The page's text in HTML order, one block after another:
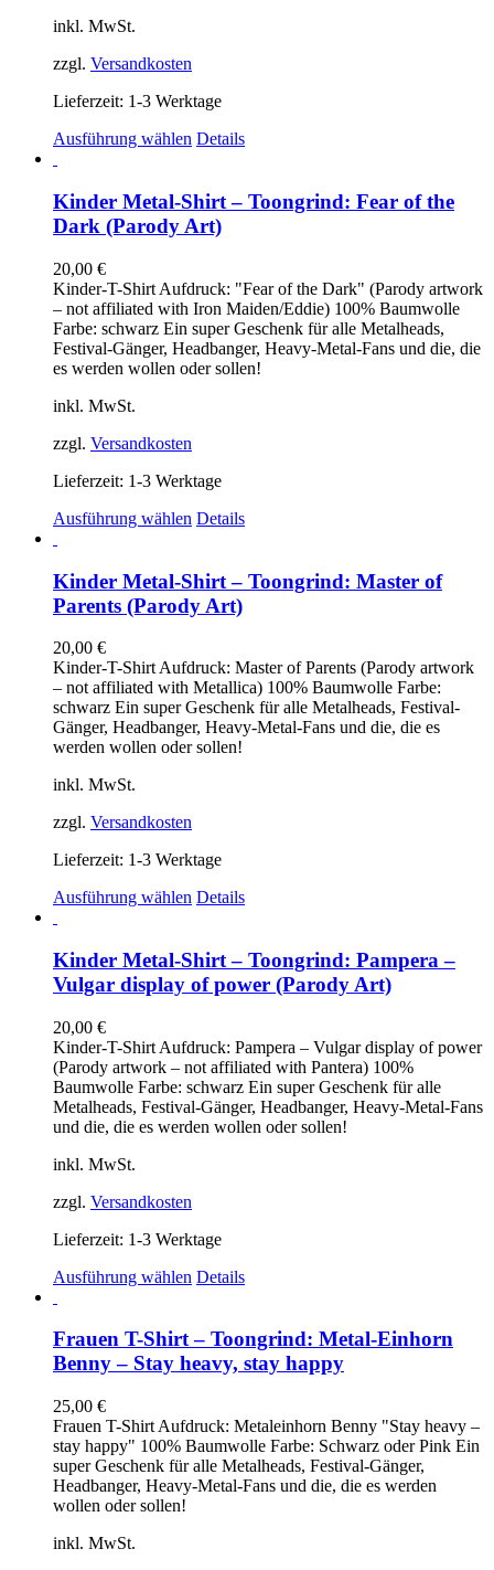
inkl. MwSt.
zzgl. Versandkosten
Lieferzeit: 1-3 Werktage
Ausführung wählen Dieses
mehrere
Varianten
auf.
können
auf
der
Produktseite
gewählt
Details
Kinder Metal-Shirt – Toongrind: Fear of the
Dark (Parody Art)
20,00 €
Kinder-T-Shirt Aufdruck: "Fear of the Dark" (Parody artwork
– not affiliated with Iron Maiden/Eddie) 100% Baumwolle
Farbe: schwarz Ein super Geschenk für alle Metalheads,
Festival-Gänger, Headbanger, Heavy-Metal-Fans und die, die
es werden wollen oder sollen!
inkl. MwSt.
zzgl. Versandkosten
Lieferzeit: 1-3 Werktage
Ausführung wählen Dieses
mehrere
Varianten
auf.
können
auf
der
Produktseite
gewählt
Details
Kinder Metal-Shirt – Toongrind: Master of
Parents (Parody Art)
20,00 €
Kinder-T-Shirt Aufdruck: Master of Parents (Parody artwork
– not affiliated with Metallica) 100% Baumwolle Farbe:
schwarz Ein super Geschenk für alle Metalheads, Festival-
Gänger, Headbanger, Heavy-Metal-Fans und die, die es
werden wollen oder sollen!
inkl. MwSt.
zzgl. Versandkosten
Lieferzeit: 1-3 Werktage
Ausführung wählen Dieses
mehrere
Varianten
auf.
können
auf
der
Produktseite
gewählt
Details
Kinder Metal-Shirt – Toongrind: Pampera –
Vulgar display of power (Parody Art)
20,00 €
Kinder-T-Shirt Aufdruck: Pampera – Vulgar display of power
(Parody artwork – not affiliated with Pantera) 100%
Baumwolle Farbe: schwarz Ein super Geschenk für alle
Metalheads, Festival-Gänger, Headbanger, Heavy-Metal-Fans
und die, die es werden wollen oder sollen!
inkl. MwSt.
zzgl. Versandkosten
Lieferzeit: 1-3 Werktage
Ausführung wählen Dieses
mehrere
Varianten
auf.
können
auf
der
Produktseite
Details
Frauen T-Shirt – Toongrind: Metal-Einhorn
Benny – Stay heavy, stay happy
25,00 €
Frauen T-Shirt Aufdruck: Metaleinhorn Benny "Stay heavy –
stay happy" 100% Baumwolle Farbe: Schwarz oder Pink Ein
super Geschenk für alle Metalheads, Festival-Gänger,
Headbanger, Heavy-Metal-Fans und die, die es werden
wollen oder sollen!
inkl. MwSt.